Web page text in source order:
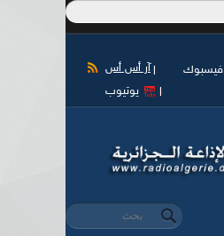
آر أس أس فيسبوك
يوتيوب
استمارة البحث
‏بحث ‏